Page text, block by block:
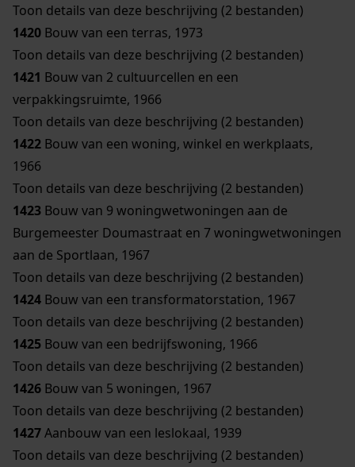
Toon details van deze beschrijving (2 bestanden)
1420 Bouw van een terras, 1973
Toon details van deze beschrijving (2 bestanden)
1421 Bouw van 2 cultuurcellen en een
verpakkingsruimte, 1966
Toon details van deze beschrijving (2 bestanden)
1422 Bouw van een woning, winkel en werkplaats,
1966
Toon details van deze beschrijving (2 bestanden)
1423 Bouw van 9 woningwetwoningen aan de
Burgemeester Doumastraat en 7 woningwetwoningen
aan de Sportlaan, 1967
Toon details van deze beschrijving (2 bestanden)
1424 Bouw van een transformatorstation, 1967
Toon details van deze beschrijving (2 bestanden)
1425 Bouw van een bedrijfswoning, 1966
Toon details van deze beschrijving (2 bestanden)
1426 Bouw van 5 woningen, 1967
Toon details van deze beschrijving (2 bestanden)
1427Aanbouw van een leslokaal, 1939
Toon details van deze beschrijving (2 bestanden)